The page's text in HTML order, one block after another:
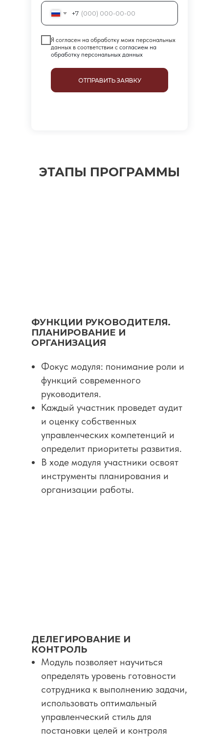
+7
Я согласен на обработку моих персональных
данных в соответствии с согласием на
обработку персональных данных
ОТПРАВИТЬ ЗАЯВКУ
ЭТАПЫ ПРОГРАММЫ
ФУНКЦИИ РУКОВОДИТЕЛЯ.
ПЛАНИРОВАНИЕ И
ОРГАНИЗАЦИЯ
Фокус модуля: понимание роли и
функций современного
руководителя.
Каждый участник проведет аудит
и оценку собственных
управленческих компетенций и
определит приоритеты развития.
В ходе модуля участники освоят
инструменты планирования и
организации работы.
ДЕЛЕГИРОВАНИЕ И
КОНТРОЛЬ
Модуль позволяет научиться
определять уровень готовности
сотрудника к выполнению задачи,
использовать оптимальный
управленческий стиль для
постановки целей и контроля